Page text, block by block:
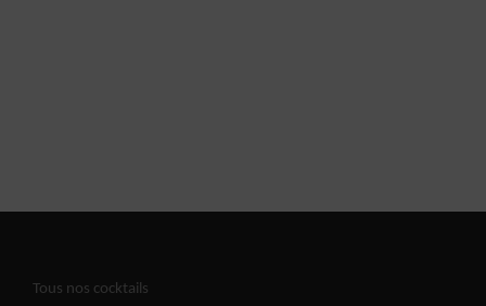
Tous nos cocktails